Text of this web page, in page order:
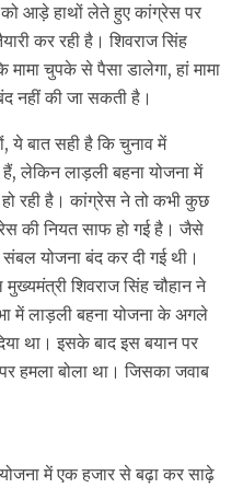
को आड़े हाथों लेते हुए कांग्रेस पर
कर रही है। शिवराज सिंह
चुपके से पैसा डालेगा, हां मामा
नहीं की जा सकती है।
बात सही है कि चुनाव में
लेकिन लाड़ली बहना योजना में
रही है। कांग्रेस ने तो कभी कुछ
की नियत साफ हो गई है। जैसे
योजना बंद कर दी गई थी।
शिवराज सिंह चौहान ने
में लाड़ली बहना योजना के अगले
था। इसके बाद इस बयान पर
हमला बोला था। जिसका जवाब
में एक हजार से बढ़ा कर साढ़े